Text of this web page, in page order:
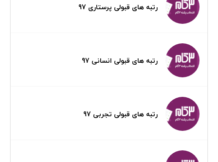
رتبه های قبولی پرستاری 97
رتبه های قبولی انسانی 97
رتبه های قبولی تجربی 97